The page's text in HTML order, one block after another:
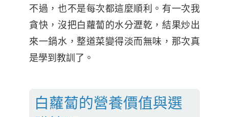
不過，也不是每次都這麼順利。有一次我
貪快，沒把白蘿蔔的水分瀝乾，結果炒出
來一鍋水，整道菜變得淡而無味，那次真
是學到教訓了。
白蘿蔔的營養價值與選